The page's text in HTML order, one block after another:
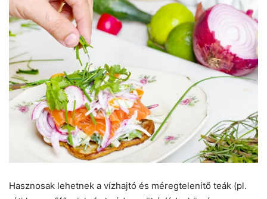
Hasznosak lehetnek a vízhajtó és méregtelenítő teák (pl.